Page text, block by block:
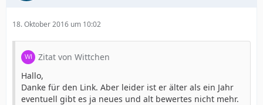
18. Oktober 2016 um 10:02
Zitat von Wittchen
Hallo,
Danke für den Link. Aber leider ist er älter als ein Jahr
eventuell gibt es ja neues und alt bewertes nicht mehr.